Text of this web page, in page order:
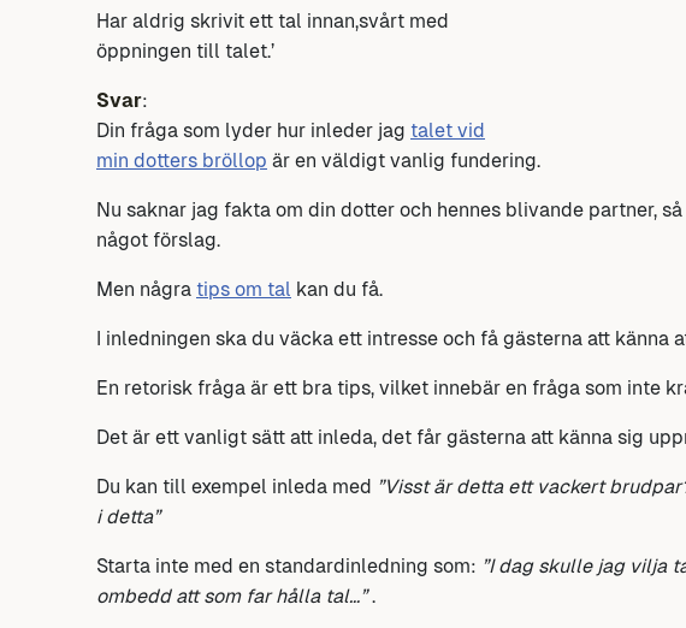
Har aldrig skrivit ett tal innan,svårt med
öppningen till talet.’
Svar:
Din fråga som lyder hur inleder jag talet vid
min dotters bröllop är en väldigt vanlig fundering.
Nu saknar jag fakta om din dotter och hennes blivande partner,
något förslag.
Men några tips om tal kan du få.
I inledningen ska du väcka ett intresse och få gästerna att känna
En retorisk fråga är ett bra tips, vilket innebär en fråga som inte
Det är ett vanligt sätt att inleda, det får gästerna att känna sig
Du kan till exempel inleda med ”Visst är detta ett vackert
i detta”
Starta inte med en standardinledning som: ”I dag skulle jag vilja
ombedd att som far hålla tal…”.